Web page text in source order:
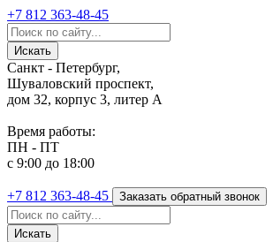
+7 812 363-48-45
Санкт - Петербург,
Шуваловский проспект,
дом 32, корпус 3, литер А
Время работы:
ПН - ПТ
с 9:00 до 18:00
+7 812 363-48-45 Заказать обратный звонок